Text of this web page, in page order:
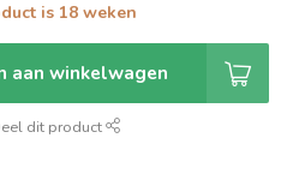
is 18 weken
aan winkelwagen
dit product